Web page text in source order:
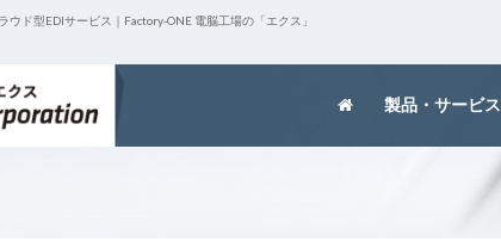
ウド型EDIサービス｜Factory-ONE 電脳工場の「エクス」
製品・サービス